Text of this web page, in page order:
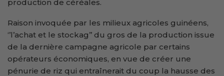
production de céréales.
Raison invoquée par les milieux agricoles guinéens,
‘’l’achat et le stockag’’ du gros de la production issue
de la dernière campagne agricole par certains
opérateurs économiques, en vue de créer une
pénurie de riz qui entraînerait du coup la hausse des